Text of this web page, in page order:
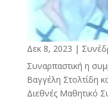
Δεκ 8, 2023 |
Συναρπαστική η
Βαγγέλη Στολτίδη
Διεθνές Μαθητικό